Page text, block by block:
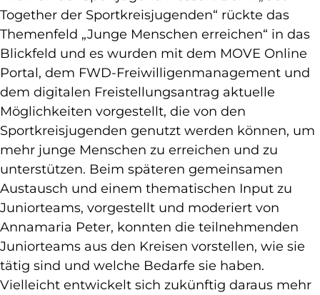
Together der Sportkreisjugenden“ rückte das
Themenfeld „Junge Menschen erreichen“ in das
Blickfeld und es wurden mit dem MOVE Online
Portal, dem FWD-Freiwilligenmanagement und
dem digitalen Freistellungsantrag aktuelle
Möglichkeiten vorgestellt, die von den
Sportkreisjugenden genutzt werden können, um
mehr junge Menschen zu erreichen und zu
unterstützen. Beim späteren gemeinsamen
Austausch und einem thematischen Input zu
Juniorteams, vorgestellt und moderiert von
Annamaria Peter, konnten die teilnehmenden
Juniorteams aus den Kreisen vorstellen, wie sie
tätig sind und welche Bedarfe sie haben.
Vielleicht entwickelt sich zukünftig daraus mehr